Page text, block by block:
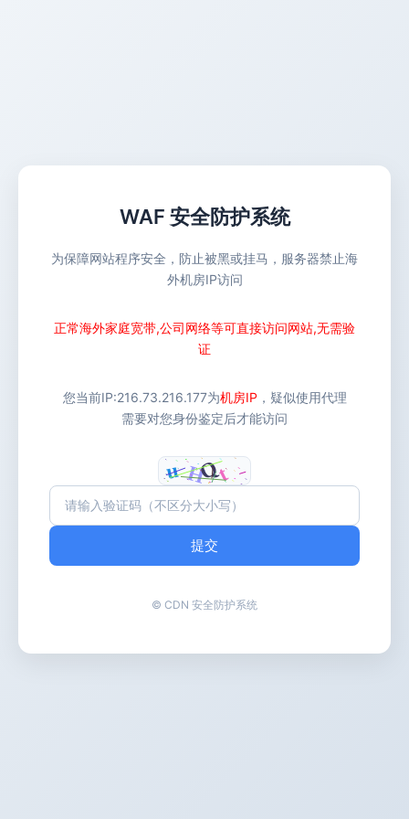
WAF 安全防护系统
为保障网站程序安全，防止被黑或挂马，服务器禁止海
外机房IP访问
正常海外家庭宽带,公司网络等可直接访问网站,无需验
证
您当前IP:216.73.216.177为机房IP ，疑似使用代理
需要对您身份鉴定后才能访问
提交
© CDN 安全防护系统